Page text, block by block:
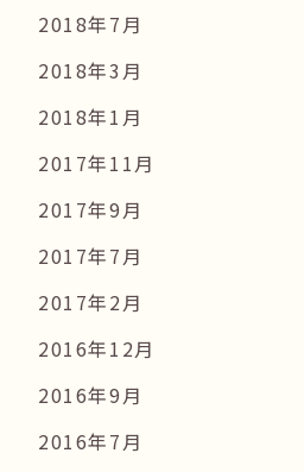
2018年7月
2018年3月
2018年1月
2017年11月
2017年9月
2017年7月
2017年2月
2016年12月
2016年9月
2016年7月